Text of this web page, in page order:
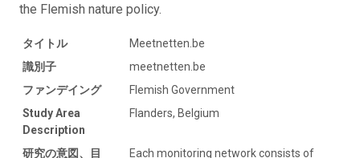
the Flemish nature policy.
タイトル
Meetnetten.be
識別子
meetnetten.be
ファンデイング
Flemish Government
Study Area
Description
Flanders, Belgium
研究の意図、目 Each monitoring network consists of